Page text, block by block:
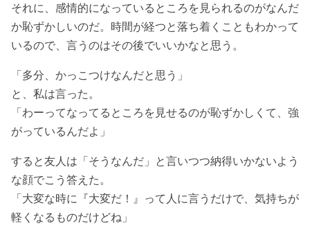
それに、感情的になっているところを見られるのがなんだ
か恥ずかしいのだ。時間が経つと落ち着くこともわかって
いるので、言うのはその後でいいかなと思う。
「多分、かっこつけなんだと思う」
と、私は言った。
「わーってなってるところを見せるのが恥ずかしくて、強
がっているんだよ」
すると友人は「そうなんだ」と言いつつ納得いかないよう
な顔でこう答えた。
「大変な時に『大変だ！』って人に言うだけで、気持ちが
軽くなるものだけどね」